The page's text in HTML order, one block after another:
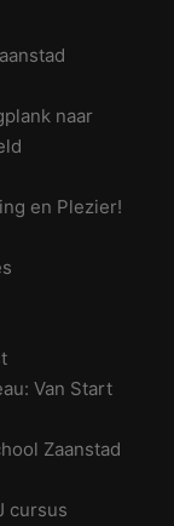
naar
en Plezier!
Van Start
Zaanstad
cursus